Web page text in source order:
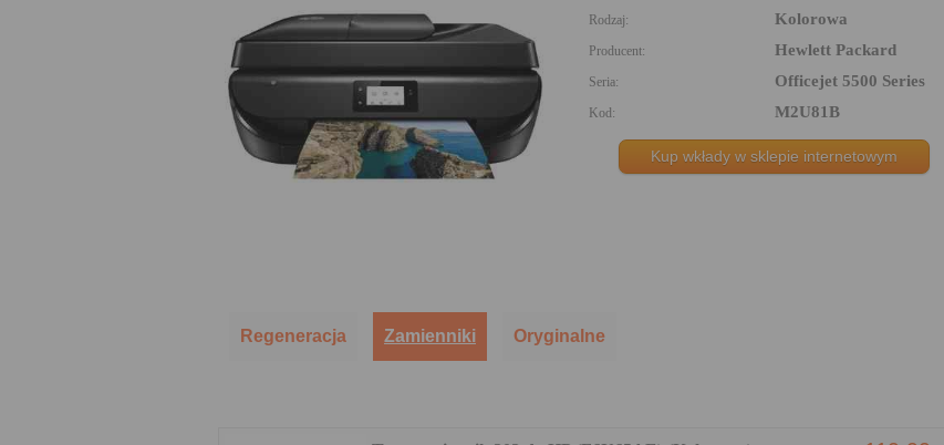
Rodzaj: Kolorowa
Producent: Hewlett Packard
Seria: Officejet 5500 Series
Kod: M2U81B
Kup wkłady w sklepie internetowym
Regeneracja Zamienniki Oryginalne